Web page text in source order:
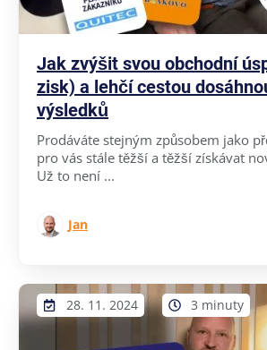
Jak zvýšit svou obchodní
zisk) a lehčí cestou
výsledků
Prodáváte stejným způsobem jako
pro vás stále těžší a těžší získávat
Už to není ...
Jan
28. 11. 2024 3 minuty